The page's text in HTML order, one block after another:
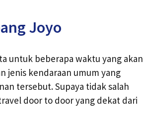
Joyo
untuk beberapa waktu yang akan
jenis kendaraan umum yang
tersebut. Supaya tidak salah
door to door yang dekat dari